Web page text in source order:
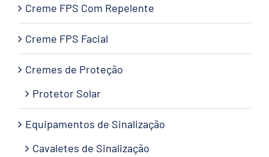
Creme FPS Com Repelente
Creme FPS Facial
Cremes de Proteção
Protetor Solar
Equipamentos de Sinalização
Cavaletes de Sinalização